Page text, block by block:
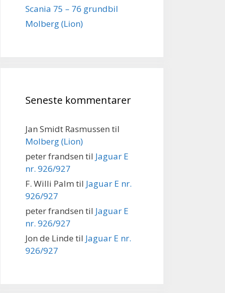
Scania 75 – 76 grundbil
Molberg (Lion)
Seneste kommentarer
Jan Smidt Rasmussen til
Molberg (Lion)
peter frandsen til Jaguar E
nr. 926/927
F. Willi Palm til Jaguar E nr.
926/927
peter frandsen til Jaguar E
nr. 926/927
Jon de Linde til Jaguar E nr.
926/927